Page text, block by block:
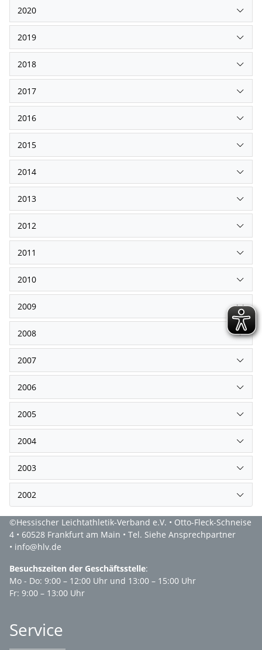
2020
2019
2018
2017
2016
2015
2014
2013
2012
2011
2010
2009
2008
2007
2006
2005
2004
2003
2002
©Hessischer Leichtathletik-Verband e.V. • Otto-Fleck-Schneise
4 • 60528 Frankfurt am Main • Tel. Siehe Ansprechpartner
• info@hlv.de
Besuchszeiten der Geschäftsstelle:
Mo - Do: 9:00 – 12:00 Uhr und 13:00 – 15:00 Uhr
Fr: 9:00 – 13:00 Uhr
Service